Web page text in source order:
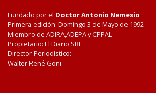
Fundado por el Doctor Antonio Nemesio
Primera edición: Domingo 3 de Mayo de 1992
Miembro de ADIRA,ADEPA y CPPAL
Propietario: El Diario SRL
Director Periodístico:
Walter René Goñi